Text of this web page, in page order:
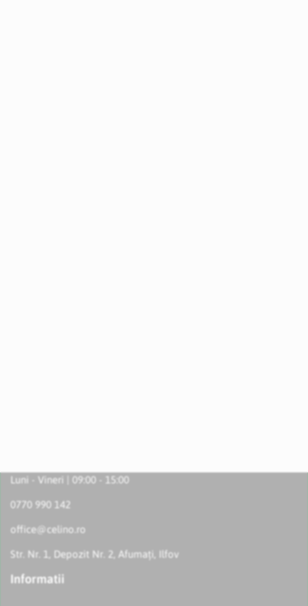
Luni - Vineri | 09:00 - 15:00
0770 990 142
office@celino.ro
Str. Nr. 1, Depozit Nr. 2, Afumați, Ilfov
Informatii